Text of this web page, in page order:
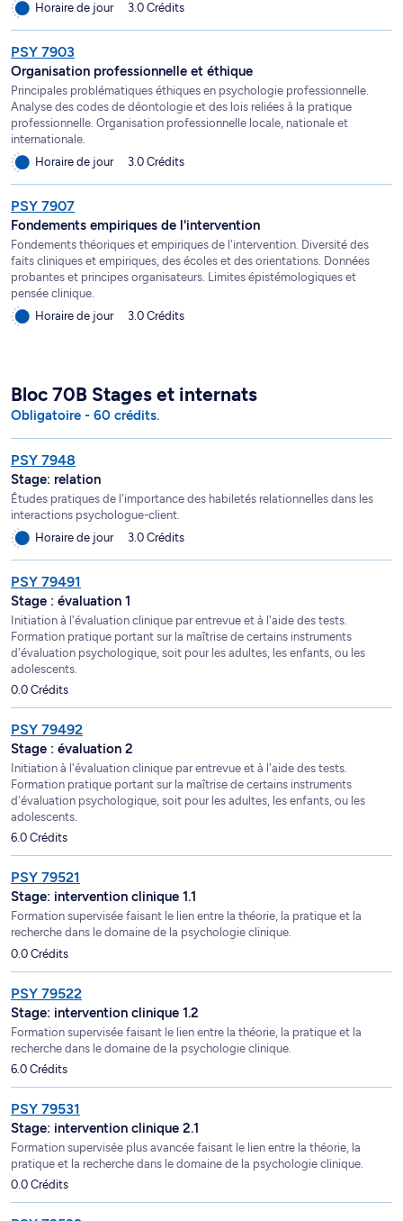
Horaire de jour
3.0 Crédits
PSY 7903
Organisation professionnelle et éthique
Principales problématiques éthiques en psychologie professionnelle.
Analyse des codes de déontologie et des lois reliées à la pratique
professionnelle. Organisation professionnelle locale, nationale et
internationale.
Horaire de jour
3.0 Crédits
PSY 7907
Fondements empiriques de l'intervention
Fondements théoriques et empiriques de l'intervention. Diversité des
faits cliniques et empiriques, des écoles et des orientations. Données
probantes et principes organisateurs. Limites épistémologiques et
pensée clinique.
Horaire de jour
3.0 Crédits
Bloc 70B Stages et internats
Obligatoire - 60 crédits.
PSY 7948
Stage: relation
Études pratiques de l'importance des habiletés relationnelles dans les
interactions psychologue-client.
Horaire de jour
3.0 Crédits
PSY 79491
Stage : évaluation 1
Initiation à l'évaluation clinique par entrevue et à l'aide des tests.
Formation pratique portant sur la maîtrise de certains instruments
d'évaluation psychologique, soit pour les adultes, les enfants, ou les
adolescents.
0.0 Crédits
PSY 79492
Stage : évaluation 2
Initiation à l'évaluation clinique par entrevue et à l'aide des tests.
Formation pratique portant sur la maîtrise de certains instruments
d'évaluation psychologique, soit pour les adultes, les enfants, ou les
adolescents.
6.0 Crédits
PSY 79521
Stage: intervention clinique 1.1
Formation supervisée faisant le lien entre la théorie, la pratique et la
recherche dans le domaine de la psychologie clinique.
0.0 Crédits
PSY 79522
Stage: intervention clinique 1.2
Formation supervisée faisant le lien entre la théorie, la pratique et la
recherche dans le domaine de la psychologie clinique.
6.0 Crédits
PSY 79531
Stage: intervention clinique 2.1
Formation supervisée plus avancée faisant le lien entre la théorie, la
pratique et la recherche dans le domaine de la psychologie clinique.
0.0 Crédits